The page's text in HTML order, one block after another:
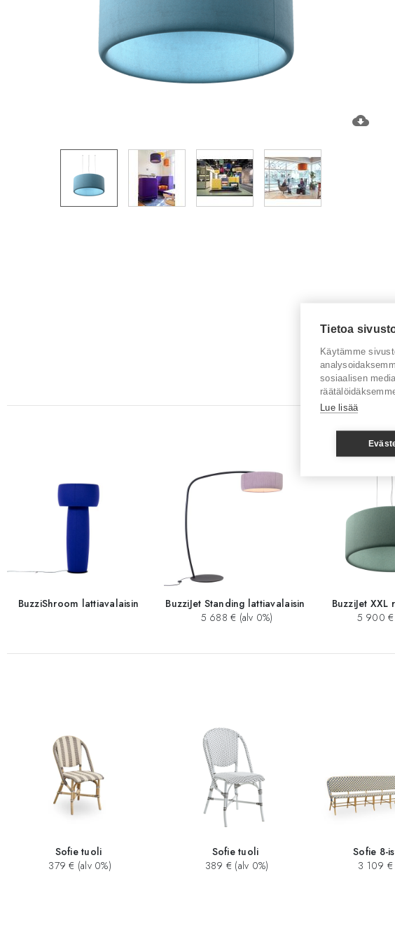
cloud_download
Sinua
BuzziShroom lattiavalaisin
BuzziJet Standing lattiavalaisin
5 688 € (alv 0%)
BuzziJet
5 900 €
Sofie tuoli
379 € (alv 0%)
Sofie tuoli
389 € (alv 0%)
Sofie 8-
3 109 €
Tietoa
Käytämme
sosiaalisen
Lue lisää